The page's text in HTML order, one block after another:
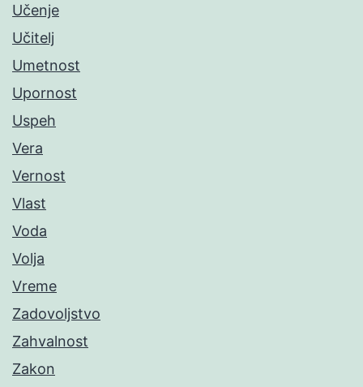
Učenje
Učitelj
Umetnost
Upornost
Uspeh
Vera
Vernost
Vlast
Voda
Volja
Vreme
Zadovoljstvo
Zahvalnost
Zakon